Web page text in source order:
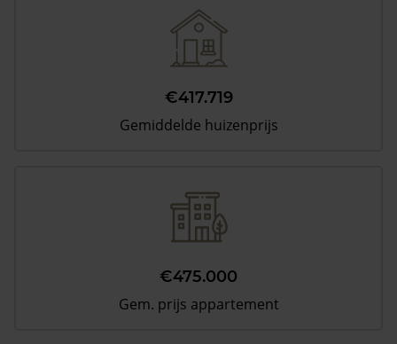
€417.719
Gemiddelde huizenprijs
€475.000
Gem. prijs appartement